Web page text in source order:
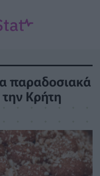
παραδοσιακά
Κρήτη